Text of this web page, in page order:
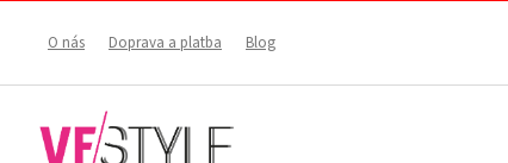
O nás Doprava a platba Blog